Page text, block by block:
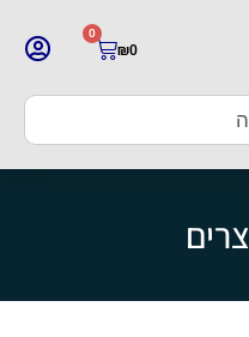
₪0
0